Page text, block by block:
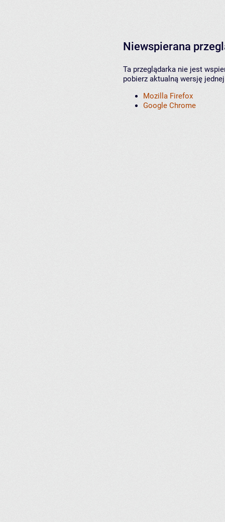
Niewspierana
Ta przeglądarka nie jest
pobierz aktualną wersję
Mozilla Firefox
Google Chrome